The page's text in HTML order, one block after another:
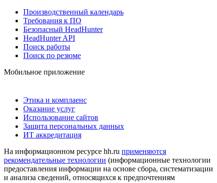
Производственный календарь
Требования к ПО
Безопасный HeadHunter
HeadHunter API
Поиск работы
Поиск по резюме
Мобильное приложение
Этика и комплаенс
Оказание услуг
Использование сайтов
Защита персональных данных
ИТ аккредитация
На информационном ресурсе hh.ru применяются
рекомендательные технологии (информационные технологии
предоставления информации на основе сбора, систематизации
и анализа сведений, относящихся к предпочтениям